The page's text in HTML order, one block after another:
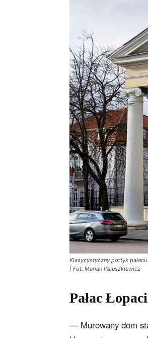
Klasycystyczny portyk
| Fot. Marian Paluszkiewicz
Pałac
— Murowany dom